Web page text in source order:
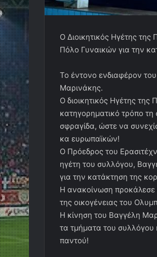
Ο Διοικητικός Ηγέτης
Πόλο Γυναικών για την
Το έντονο ενδιαφέρον
Μαρινάκης.
Ο διοικητικός Ηγέτης
κατηγορηματικό τρόπο τη
σφραγίδα, ώστε να
κα ευρωπαϊκών!
Ο Πρόεδρος του
ηγέτη του συλλόγου,
για την κατάκτηση της
Η ανακοίνωση προκάλεσε
της οικογένειας του
Η κίνηση του Βαγγέλη
τα τμήματα του συλλόγου
παντού!